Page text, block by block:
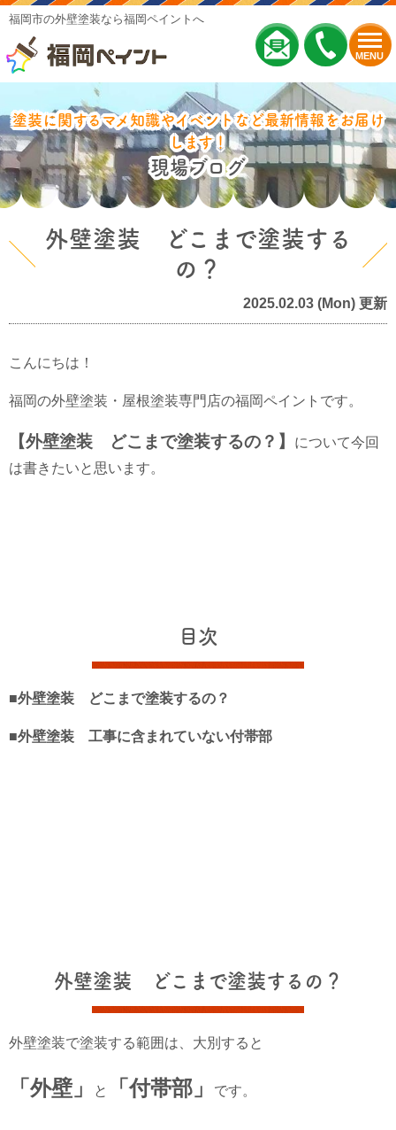
MENU
福岡市の外壁塗装なら福岡ペイントへ
塗装に関するマメ知識やイベントなど最新情報をお届け
します！
現場ブログ
外壁塗装 どこまで塗装する
の？
2025.02.03 (Mon) 更新
こんにちは！
福岡の外壁塗装・屋根塗装専門店の福岡ペイントです。
【外壁塗装 どこまで塗装するの？】
について今回
は書きたいと思います。
目次
■外壁塗装 どこまで塗装するの？
■外壁塗装 工事に含まれていない付帯部
外壁塗装 どこまで塗装するの？
外壁塗装で塗装する範囲は、大別すると
「外壁」 と 「付帯部」 です。